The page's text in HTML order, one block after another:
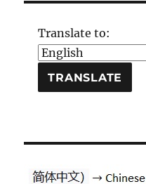
Translate to: